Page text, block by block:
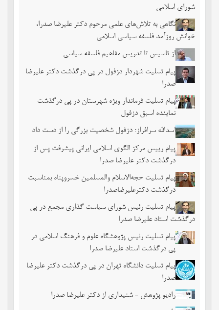
شورای اسلامی
نگاهی به تلاش‌های علمی مرحوم دکتر علیرضا صدرا،
خوانش روزآمد فلسفه سیاسی اسلامی
از تاسیس تا تدریس مفاهیم فلسفه سیاسی
پیام تسلیت شهردار دزفول در پی درگذشت دکتر علیرضا
صدرا
پیام تسلیت فرماندار ویژه شهرستان در پی درگذشت
نماینده اسبق دزفول
اسدالله سرافراز؛ دزفول شخصیت بزرگی را از دست داد
پیام رییس مرکز الگوی اسلامی ایرانی پیشرفت پس از
درگذشت دکتر علیرضا صدرا
پیام تسلیت حجه‌الاسلام والمسلمین خسروپناه بمناسبت
درگذشت دکترعلیرضاصدرا
پیام تسلیت رئیس شورای سیاست گذاری مجمع در پی
درگذشت استاد علیرضا صدرا
پیام تسلیت رئیس پژوهشگاه علوم و فرهنگ اسلامی در
پی درگذشت استاد علیرضا صدرا
پیام تسلیت دانشگاه تهران در پی درگذشت دکتر علیرضا
صدرا
رادیو پژوهش - شنیداری از دکتر علیرضا صدرا